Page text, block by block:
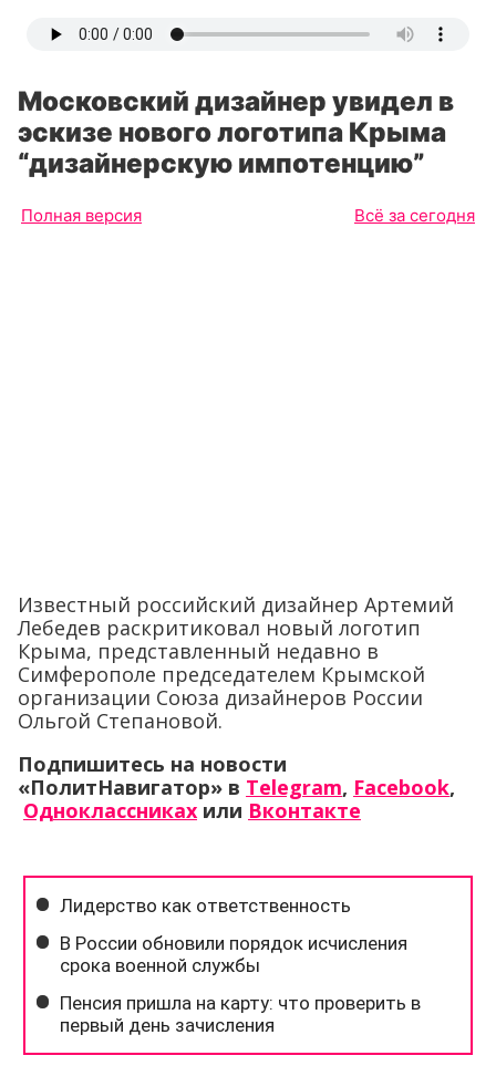
Московский дизайнер увидел в
эскизе нового логотипа Крыма
“дизайнерскую импотенцию”
Полная версия Всё за сегодня
Известный российский дизайнер Артемий
Лебедев раскритиковал новый логотип
Крыма, представленный недавно в
Симферополе председателем Крымской
организации Союза дизайнеров России
Ольгой Степановой.
Подпишитесь на новости
«ПолитНавигатор» в Telegram, Facebook,
Одноклассниках или Вконтакте